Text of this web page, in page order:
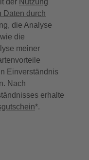
der Nutzung
Daten durch
die Analyse
die
meiner
Einverständnis
Nach
erhalte
*.